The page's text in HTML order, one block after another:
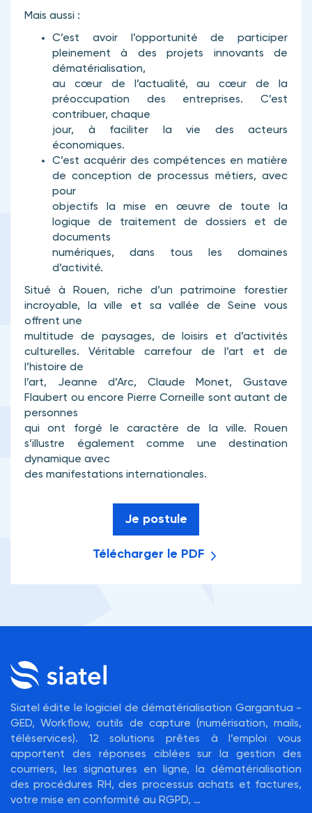
Mais aussi :
C’est avoir l’opportunité de participer
pleinement à des projets innovants de
dématérialisation,
au cœur de l’actualité, au cœur de la
préoccupation des entreprises. C’est
contribuer, chaque
jour, à faciliter la vie des acteurs
économiques.
C’est acquérir des compétences en matière
de conception de processus métiers, avec
pour
objectifs la mise en œuvre de toute la
logique de traitement de dossiers et de
documents
numériques, dans tous les domaines
d’activité.
Situé à Rouen, riche d’un patrimoine forestier
incroyable, la ville et sa vallée de Seine vous
offrent une
multitude de paysages, de loisirs et d’activités
culturelles. Véritable carrefour de l’art et de
l’histoire de
l’art, Jeanne d’Arc, Claude Monet, Gustave
Flaubert ou encore Pierre Corneille sont autant de
personnes
qui ont forgé le caractère de la ville. Rouen
s’illustre également comme une destination
dynamique avec
des manifestations internationales.
Je postule
Télécharger le PDF
Siatel édite le logiciel de dématérialisation Gargantua -
GED, Workflow, outils de capture (numérisation, mails,
téléservices). 12 solutions prêtes à l’emploi vous
apportent des réponses ciblées sur la gestion des
courriers, les signatures en ligne, la dématérialisation
des procédures RH, des processus achats et factures,
votre mise en conformité au RGPD, …